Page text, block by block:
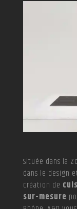
Située dans la
dans le design
création de
sur-mesure